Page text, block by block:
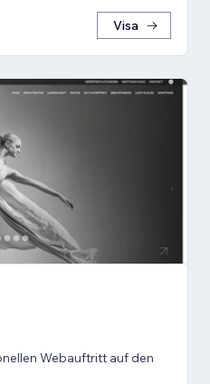
Visa
Webauftritt auf den